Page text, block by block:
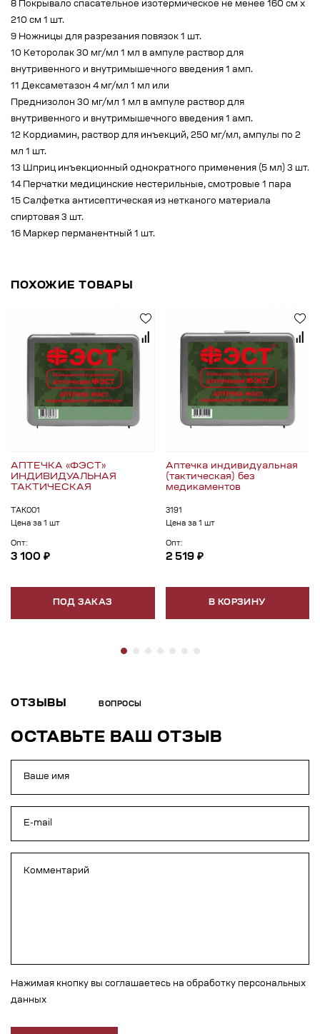
8 Покрывало спасательное изотермическое не менее 160 см х
210 см 1 шт.
9 Ножницы для разрезания повязок 1 шт.
10 Кеторолак 30 мг/мл 1 мл в ампуле раствор для
внутривенного и внутримышечного введения 1 амп.
11 Дексаметазон 4 мг/мл 1 мл или
Преднизолон 30 мг/мл 1 мл в ампуле раствор для
внутривенного и внутримышечного введения 1 амп.
12 Кордиамин, раствор для инъекций, 250 мг/мл, ампулы по 2
мл 1 шт.
13 Шприц инъекционный однократного применения (5 мл) 3 шт.
14 Перчатки медицинские нестерильные, смотровые 1 пара
15 Салфетка антисептическая из нетканого материала
спиртовая 3 шт.
16 Маркер перманентный 1 шт.
ПОХОЖИЕ ТОВАРЫ
АПТЕЧКА «ФЭСТ»
ИНДИВИДУАЛЬНАЯ
ТАКТИЧЕСКАЯ
ТАК001
Цена за 1 шт
Опт:
3 100 ₽
ПОД ЗАКАЗ
Аптечка индивидуальная
(тактическая) без
медикаментов
3191
Цена за 1 шт
Опт:
2 519 ₽
В КОРЗИНУ
ОТЗЫВЫ ВОПРОСЫ
ОСТАВЬТЕ ВАШ ОТЗЫВ
Нажимая кнопку вы соглашаетесь на обработку персональных
данных